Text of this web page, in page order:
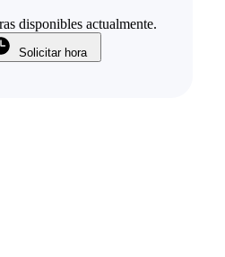
disponibles actualmente.
Solicitar hora